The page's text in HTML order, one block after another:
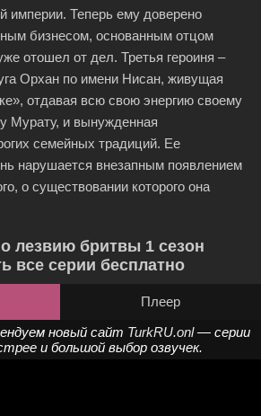
империи. Теперь ему доверено
бизнесом, основанным отцом
отошел от дел. Третья героиня –
Орхан по имени Нисан, живущая
отдавая всю свою энергию своему
Мурату, и вынужденная
семейных традиций. Ее
нарушается внезапным появлением
о существовании которого она
лезвию бритвы 1 сезон
все серии бесплатно
Плеер
новый сайт TurkRU.onl— серии
и большой выбор озвучек.